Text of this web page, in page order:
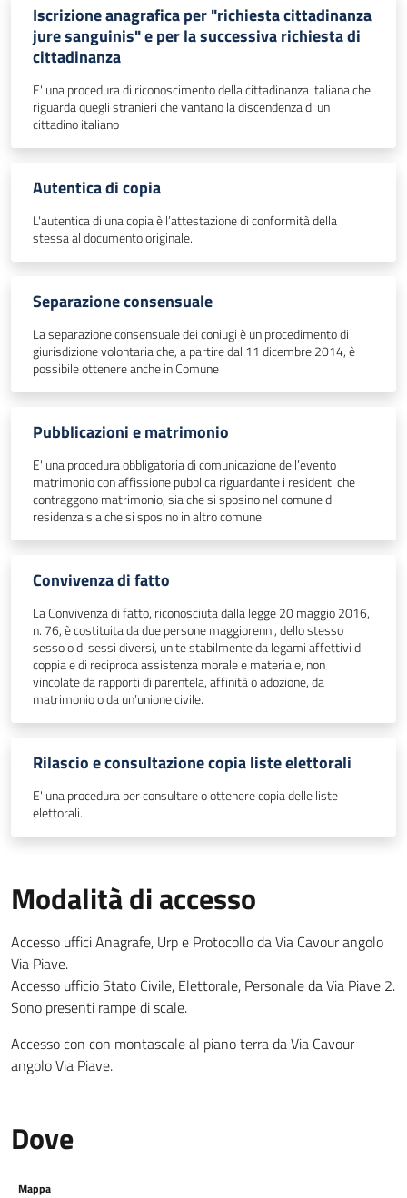
Iscrizione anagrafica per "richiesta cittadinanza
jure sanguinis" e per la successiva richiesta di
cittadinanza
E' una procedura di riconoscimento della cittadinanza italiana che
riguarda quegli stranieri che vantano la discendenza di un
cittadino italiano
Autentica di copia
L'autentica di una copia è l’attestazione di conformità della
stessa al documento originale.
Separazione consensuale
La separazione consensuale dei coniugi è un procedimento di
giurisdizione volontaria che, a partire dal 11 dicembre 2014, è
possibile ottenere anche in Comune
Pubblicazioni e matrimonio
E' una procedura obbligatoria di comunicazione dell’evento
matrimonio con affissione pubblica riguardante i residenti che
contraggono matrimonio, sia che si sposino nel comune di
residenza sia che si sposino in altro comune.
Convivenza di fatto
La Convivenza di fatto, riconosciuta dalla legge 20 maggio 2016,
n. 76, è costituita da due persone maggiorenni, dello stesso
sesso o di sessi diversi, unite stabilmente da legami affettivi di
coppia e di reciproca assistenza morale e materiale, non
vincolate da rapporti di parentela, affinità o adozione, da
matrimonio o da un’unione civile.
Rilascio e consultazione copia liste elettorali
E' una procedura per consultare o ottenere copia delle liste
elettorali.
Modalità di accesso
Accesso uffici Anagrafe, Urp e Protocollo da Via Cavour angolo
Via Piave.
Accesso ufficio Stato Civile, Elettorale, Personale da Via Piave 2.
Sono presenti rampe di scale.
Accesso con con montascale al piano terra da Via Cavour
angolo Via Piave.
Dove
Mappa